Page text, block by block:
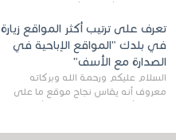
قنوات مميزة جدا تنقل العديد من البرامج
اله...
تعرف على ترتيب أكثر المواقع زيارة
في بلدك "المواقع الإباحية في
الصدارة مع الأسف"
السلام عليكم ورحمة الله وبركاته
معروف أنه يقاس نجاح موقع ما على
في...